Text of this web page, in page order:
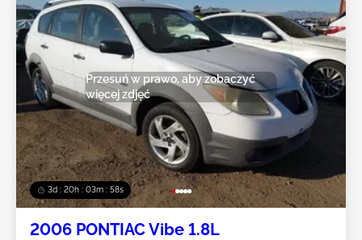
3d : 20h : 03m : 55s
Przesuń w prawo, aby zobaczyć
więcej zdjęć
2006 PONTIAC Vibe 1.8L